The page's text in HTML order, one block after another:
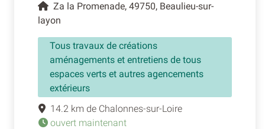
Za la Promenade, 49750, Beaulieu-sur-
layon
Tous travaux de créations
aménagements et entretiens de tous
espaces verts et autres agencements
extérieurs
14.2 km de Chalonnes-sur-Loire
ouvert maintenant